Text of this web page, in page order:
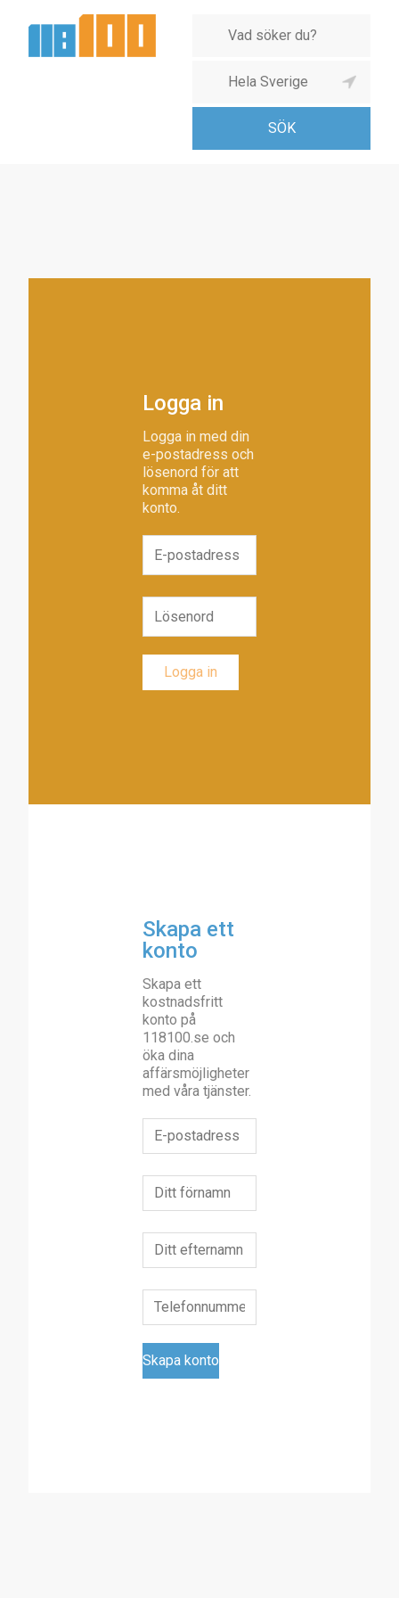
Logga in
Logga in med din
e-postadress och
lösenord för att
komma åt ditt
konto.
Skapa ett
konto
Skapa ett
kostnadsfritt
konto på
118100.se och
öka dina
affärsmöjligheter
med våra tjänster.